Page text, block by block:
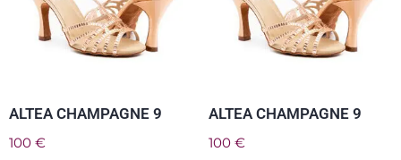
ALTEA CHAMPAGNE 9
100 €
ALTEA CHAMPAGNE 9
100 €